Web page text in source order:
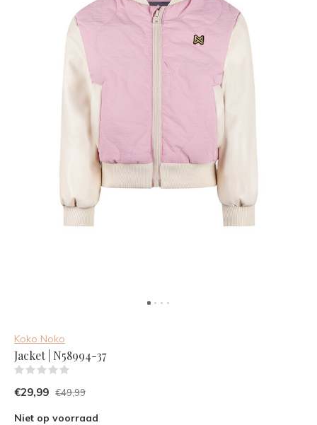
Koko Noko
Jacket | N58994-37
€29,99 €49,99
Niet op voorraad